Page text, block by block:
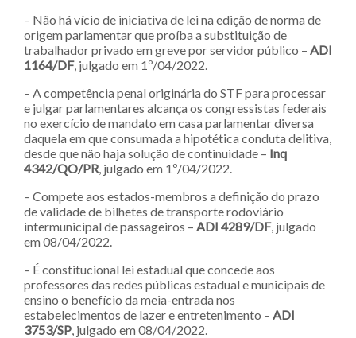
– Não há vício de iniciativa de lei na edição de norma de
origem parlamentar que proíba a substituição de
trabalhador privado em greve por servidor público – ADI
1164/DF, julgado em 1º/04/2022.
– A competência penal originária do STF para processar
e julgar parlamentares alcança os congressistas federais
no exercício de mandato em casa parlamentar diversa
daquela em que consumada a hipotética conduta delitiva,
desde que não haja solução de continuidade – Inq
4342/QO/PR, julgado em 1º/04/2022.
– Compete aos estados-membros a definição do prazo
de validade de bilhetes de transporte rodoviário
intermunicipal de passageiros – ADI 4289/DF, julgado
em 08/04/2022.
– É constitucional lei estadual que concede aos
professores das redes públicas estadual e municipais de
ensino o benefício da meia-entrada nos
estabelecimentos de lazer e entretenimento – ADI
3753/SP, julgado em 08/04/2022.